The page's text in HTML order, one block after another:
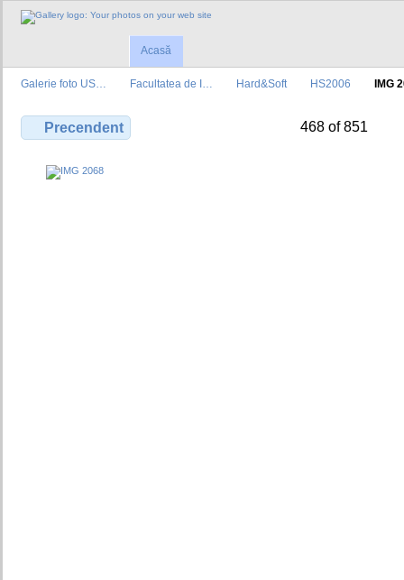
Acasă
Galerie foto US… Facultatea de I… Hard&Soft HS2006 IMG
Precendent 468 of 851